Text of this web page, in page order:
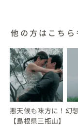
他の方はこち
悪天候も味方に！幻
【島根県三瓶山】